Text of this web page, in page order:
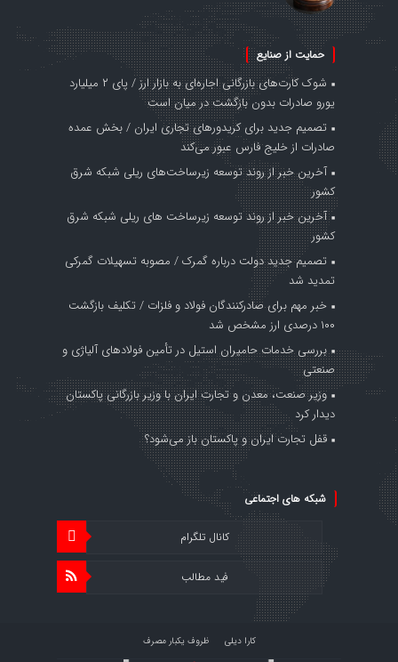
حمایت از صنایع
شوک کارت‌های بازرگانی اجاره‌ای به بازار ارز / پای ۲ میلیارد
یورو صادرات بدون بازگشت در میان است
تصمیم جدید برای کریدورهای تجاری ایران / بخش عمده
صادرات از خلیج فارس عبور می‌کند
آخرین خبر از روند توسعه زیرساخت‌های ریلی شبکه شرق
کشور
آخرین خبر از روند توسعه زیرساخت های ریلی شبکه شرق
کشور
تصمیم جدید دولت درباره گمرک / مصوبه تسهیلات گمرکی
تمدید شد
خبر مهم برای صادرکنندگان فولاد و فلزات / تکلیف بازگشت
۱۰۰ درصدی ارز مشخص شد
بررسی خدمات حامیران استیل در تأمین فولادهای آلیاژی و
صنعتی
وزیر صنعت، معدن و تجارت ایران با وزیر بازرگانی پاکستان
دیدار کرد
قفل تجارت ایران و پاکستان باز می‌شود؟
شبکه های اجتماعی
کانال تلگرام
فید مطالب
کارا دیلی ظروف یکبار مصرف